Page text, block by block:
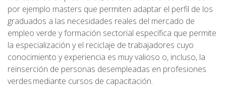
por ejemplo masters que permiten adaptar el perfil de los
graduados a las necesidades reales del mercado de
empleo verde y formación sectorial específica que permite
la especialización y el reciclaje de trabajadores cuyo
conocimiento y experiencia es muy valioso o, incluso, la
reinserción de personas desempleadas en profesiones
verdes mediante cursos de capacitación.